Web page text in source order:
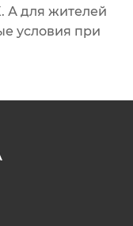
А для жителей
условия при